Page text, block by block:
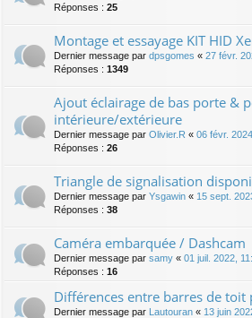
Réponses : 25
Montage et essayage KIT HID
Dernier message par dpsgomes « 27 févr.
Réponses : 1349
Ajout éclairage de bas porte &
intérieure/extérieure
Dernier message par Olivier.R « 06 févr.
Réponses : 26
Triangle de signalisation
Dernier message par Ysgawin « 15 sept.
Réponses : 38
Caméra embarquée / Dashcam
Dernier message par samy « 01 juil. 2022,
Réponses : 16
Différences entre barres de toit
Dernier message par Lautouran « 13 juin